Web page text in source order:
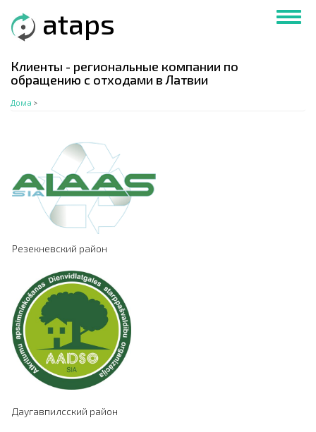
основномуataps
Клиенты - региональные компании по
обращению с отходами в Латвии
Дома >
Резекневский район
Даугавпилсский район